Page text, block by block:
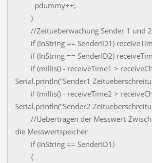
pdummy++;
}
//Zeitueberwachung Sender 1 und 2
if (InString == SenderID1)
if (InString == SenderID2)
if (millis() - receiveTime1 >
Serial.println("Sender1
if (millis() - receiveTime2 >
Serial.println("Sender2
//Uebertragen der Messwert-
die Messwertspeicher
if (InString == SenderID1)
{